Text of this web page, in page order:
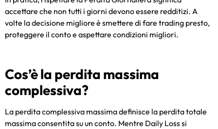
accettare che non tutti i giorni devono essere redditizi. A
volte la decisione migliore è smettere di fare trading presto,
proteggere il conto e aspettare condizioni migliori.
Cos’è la perdita massima
complessiva?
La perdita complessiva massima definisce la perdita totale
massima consentita su un conto. Mentre Daily Loss si